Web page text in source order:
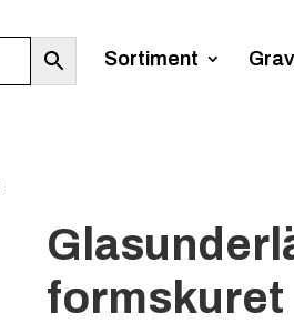
Sortiment
formskuret